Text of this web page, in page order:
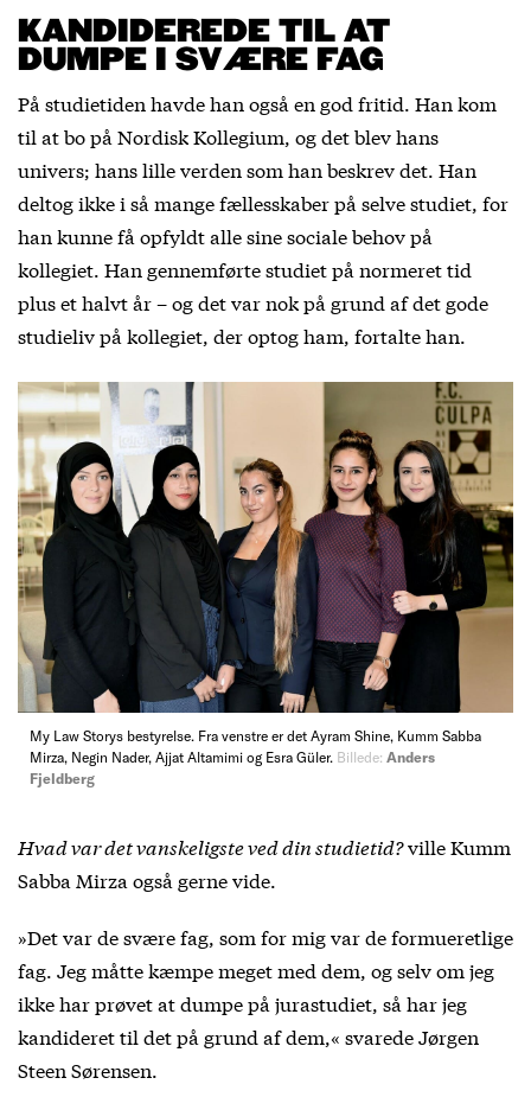
KANDIDEREDE TIL AT
DUMPE I SVÆRE FAG
På studietiden havde han også en god fritid. Han kom
til at bo på Nordisk Kollegium, og det blev hans
univers; hans lille verden som han beskrev det. Han
deltog ikke i så mange fællesskaber på selve studiet, for
han kunne få opfyldt alle sine sociale behov på
kollegiet. Han gennemførte studiet på normeret tid
plus et halvt år – og det var nok på grund af det gode
studieliv på kollegiet, der optog ham, fortalte han.
My Law Storys bestyrelse. Fra venstre er det Ayram Shine, Kumm Sabba
Mirza, Negin Nader, Ajjat Altamimi og Esra Güler. Billede: Anders
Fjeldberg
Hvad var det vanskeligste ved din studietid?ville Kumm
Sabba Mirza også gerne vide.
»Det var de svære fag, som for mig var de formueretlige
fag. Jeg måtte kæmpe meget med dem, og selv om jeg
ikke har prøvet at dumpe på jurastudiet, så har jeg
kandideret til det på grund af dem,« svarede Jørgen
Steen Sørensen.